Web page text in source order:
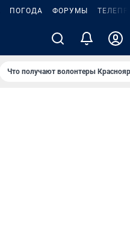
ПОГОДА ФОРУМЫ
Что получают волонтеры